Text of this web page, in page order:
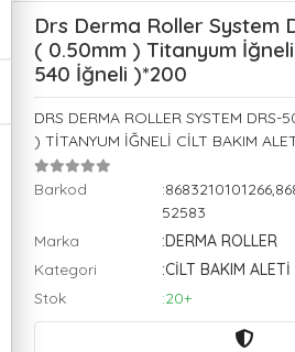
Drs Derma Roller System
( 0.50mm ) Titanyum
540 İğneli )*200
DRS DERMA ROLLER SYSTEM
) TİTANYUM İĞNELİ CİLT BAKIM
Barkod
52583
Marka
:DERMA ROLLER
Kategori
:CİLT BAKIM ALETİ
Stok
:20+